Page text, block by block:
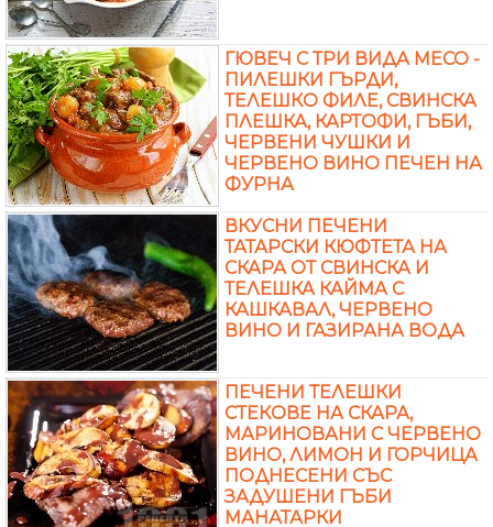
ГЮВЕЧ С ТРИ ВИДА МЕСО -
ПИЛЕШКИ ГЪРДИ,
ТЕЛЕШКО ФИЛЕ, СВИНСКА
ПЛЕШКА, КАРТОФИ, ГЪБИ,
ЧЕРВЕНИ ЧУШКИ И
ЧЕРВЕНО ВИНО ПЕЧЕН НА
ФУРНА
ВКУСНИ ПЕЧЕНИ
ТАТАРСКИ КЮФТЕТА НА
СКАРА ОТ СВИНСКА И
ТЕЛЕШКА КАЙМА С
КАШКАВАЛ, ЧЕРВЕНО
ВИНО И ГАЗИРАНА ВОДА
ПЕЧЕНИ ТЕЛЕШКИ
СТЕКОВЕ НА СКАРА,
МАРИНОВАНИ С ЧЕРВЕНО
ВИНО, ЛИМОН И ГОРЧИЦА
ПОДНЕСЕНИ СЪС
ЗАДУШЕНИ ГЪБИ
МАНАТАРКИ